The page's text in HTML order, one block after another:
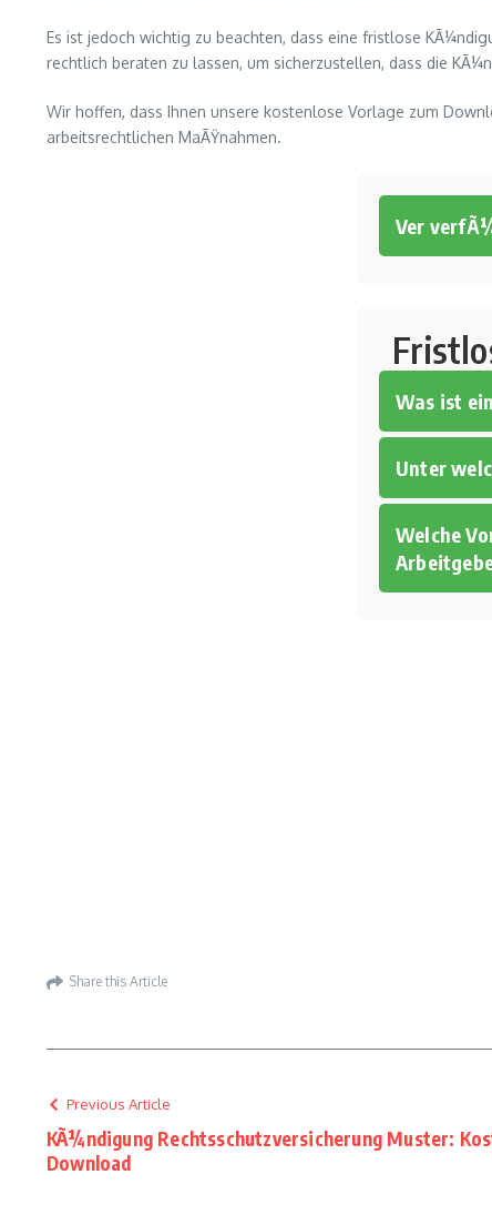
Es ist jedoch wichtig zu beachten, dass eine fristlose
rechtlich beraten zu lassen, um sicherzustellen, dass die
Wir hoffen, dass Ihnen unsere kostenlose Vorlage zum
arbeitsrechtlichen MaÃŸnahmen.
Ver
Was ist
Unter
Welche
Share this Article
Previous Article
KÃ¼ndigung Rechtsschutzversicherung Muster:
Download